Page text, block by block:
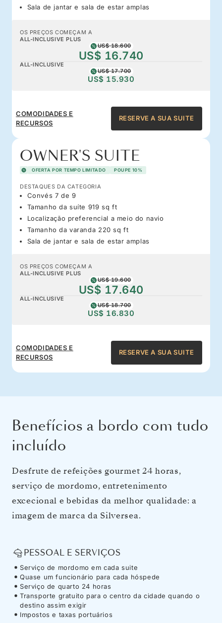
Sala de jantar e sala de estar amplas
OS PREÇOS COMEÇAM A
ALL-INCLUSIVE PLUS
US$ 18.600
US$ 16.740
ALL-INCLUSIVE
US$ 17.700
US$ 15.930
COMODIDADES E
RECURSOS
RESERVE A SUA SUITE
OWNER'S SUITE
OFERTA POR TEMPO LIMITADO POUPE 10%
DESTAQUES DA CATEGORIA
Convés 7 de 9
Tamanho da suíte 919 sq ft
Localização preferencial a meio do navio
Tamanho da varanda 220 sq ft
Sala de jantar e sala de estar amplas
OS PREÇOS COMEÇAM A
ALL-INCLUSIVE PLUS
US$ 19.600
US$ 17.640
ALL-INCLUSIVE
US$ 18.700
US$ 16.830
COMODIDADES E
RECURSOS
RESERVE A SUA SUITE
Benefícios a bordo com tudo
incluído
Desfrute de refeições gourmet 24 horas,
serviço de mordomo, entretenimento
excecional e bebidas da melhor qualidade: a
imagem de marca da Silversea.
PESSOAL E SERVIÇOS
Serviço de mordomo em cada suite
Quase um funcionário para cada hóspede
Serviço de quarto 24 horas
Transporte gratuito para o centro da cidade quando o
destino assim exigir
Impostos e taxas portuários